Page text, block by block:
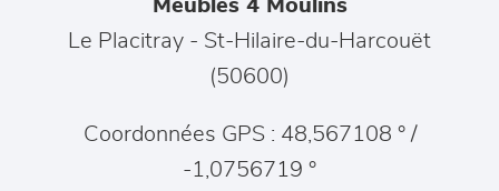
décoration
Meubles 4 Moulins
Le Placitray - St-Hilaire-du-Harcouët
(50600)
Coordonnées GPS : 48,567108 ° /
-1,0756719 °